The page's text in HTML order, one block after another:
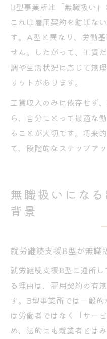
B型事業所は「無職扱い」
これは雇用契約を結ばな
す。A型と異なり、労働
せん。したがって、工賃
調や生活状況に応じて無
リットがあります。
工賃収入のみに依存せず
ら、自分にとって最適な
ることが大切です。将来
て、段階的なステップア
無職扱いにな
背景
就労継続支援B型が無職
就労継続支援B型に通所
る理由は、雇用契約の有
す。B型事業所では一般
は労働者ではなく「サー
め、法的にも就業者とは